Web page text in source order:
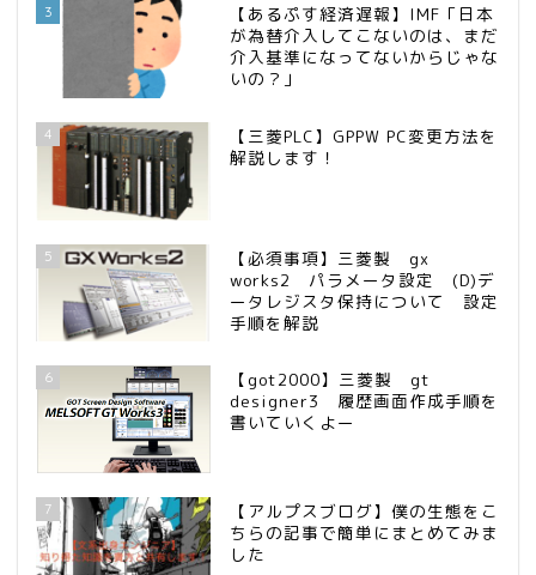
3
【あるぷす経済遅報】IMF「日本
が為替介入してこないのは、まだ
介入基準になってないからじゃな
いの？」
4
【三菱PLC】GPPW PC変更方法を
解説します！
5
【必須事項】三菱製 gx
works2 パラメータ設定 (D)デ
ータレジスタ保持について 設定
手順を解説
6
【got2000】三菱製 gt
designer3 履歴画面作成手順を
書いていくよー
7
【アルプスブログ】僕の生態をこ
ちらの記事で簡単にまとめてみま
した